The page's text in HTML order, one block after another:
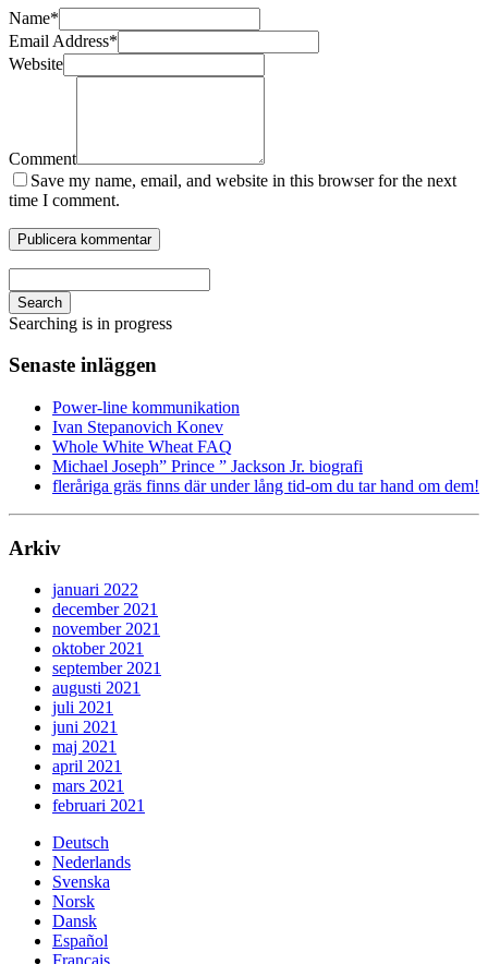
Name*
Email Address*
Website
Comment
Save my name, email, and website in this browser for the next
time I comment.
Search
Searching is in progress
Senaste inläggen
Power-line kommunikation
Ivan Stepanovich Konev
Whole White Wheat FAQ
Michael Joseph” Prince ” Jackson Jr. biografi
fleråriga gräs finns där under lång tid-om du tar hand om dem!
Arkiv
januari 2022
december 2021
november 2021
oktober 2021
september 2021
augusti 2021
juli 2021
juni 2021
maj 2021
april 2021
mars 2021
februari 2021
Deutsch
Nederlands
Svenska
Norsk
Dansk
Español